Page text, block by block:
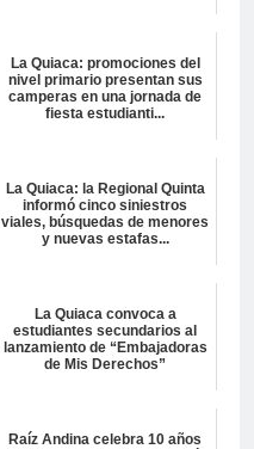
La Quiaca: promociones del
nivel primario presentan sus
camperas en una jornada de
fiesta estudianti...
La Quiaca: la Regional Quinta
informó cinco siniestros
viales, búsquedas de menores
y nuevas estafas...
La Quiaca convoca a
estudiantes secundarios al
lanzamiento de “Embajadoras
de Mis Derechos”
Raíz Andina celebra 10 años